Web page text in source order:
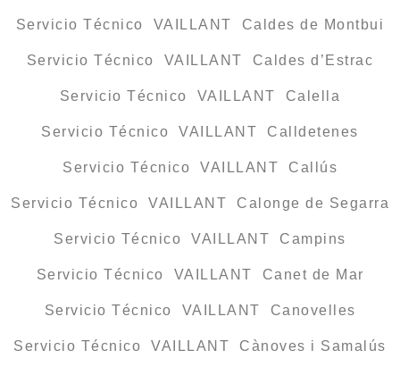
Servicio Técnico VAILLANT Caldes de Montbui
Servicio Técnico VAILLANT Caldes d’Estrac
Servicio Técnico VAILLANT Calella
Servicio Técnico VAILLANT Calldetenes
Servicio Técnico VAILLANT Callús
Servicio Técnico VAILLANT Calonge de Segarra
Servicio Técnico VAILLANT Campins
Servicio Técnico VAILLANT Canet de Mar
Servicio Técnico VAILLANT Canovelles
Servicio Técnico VAILLANT Cànoves i Samalús